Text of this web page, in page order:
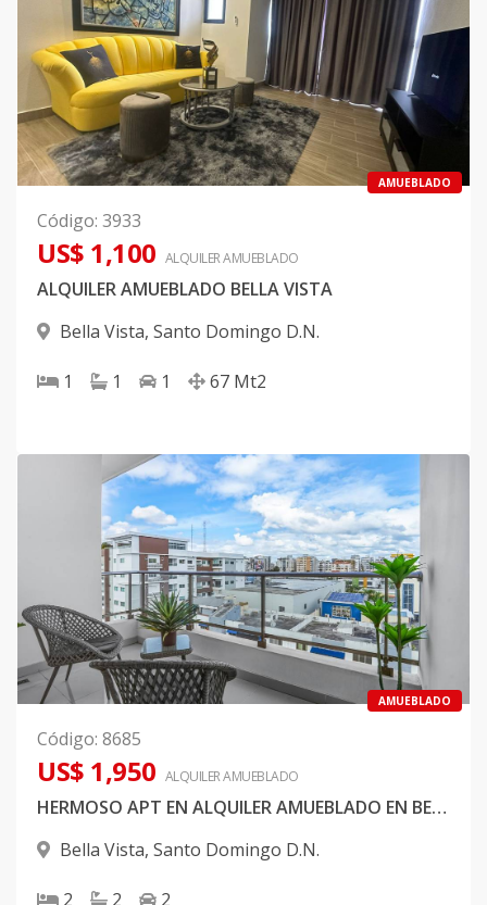
AMUEBLADO
Código: 3933
US$ 1,100 ALQUILERAMUEBLADO
ALQUILER AMUEBLADO BELLA VISTA
Bella Vista, Santo Domingo D.N.
1 1 1 67 Mt2
AMUEBLADO
Código: 8685
US$ 1,950 ALQUILERAMUEBLADO
HERMOSO APT EN ALQUILER AMUEBLADO EN BELLA VISTA
Bella Vista, Santo Domingo D.N.
2 2 2